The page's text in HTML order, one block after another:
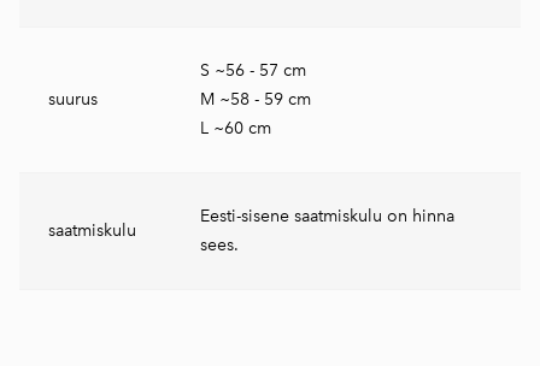
suurus
S ~56 - 57 cm
M ~58 - 59 cm
L ~60 cm
saatmiskulu
Eesti-sisene saatmiskulu on hinna
sees.